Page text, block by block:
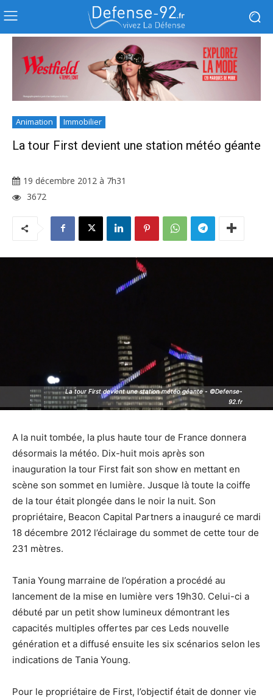
Animation Immobilier
La tour First devient une station météo géante
19 décembre 2012 à 7h31
3672
La tour First devient une station météo géante - ©Defense-
92.fr
La tour First devient une station météo géante - ©Defense-
92.fr
A la nuit tombée, la plus haute tour de France donnera
désormais la météo. Dix-huit mois après son
inauguration la tour First fait son show en mettant en
scène son sommet en lumière. Jusque là toute la coiffe
de la tour était plongée dans le noir la nuit. Son
propriétaire, Beacon Capital Partners a inauguré ce mardi
18 décembre 2012 l’éclairage du sommet de cette tour de
231 mètres.
Tania Young marraine de l’opération a procédé au
lancement de la mise en lumière vers 19h30. Celui-ci a
débuté par un petit show lumineux démontrant les
capacités multiples offertes par ces Leds nouvelle
génération et a diffusé ensuite les six scénarios selon les
indications de Tania Young.
Pour le propriétaire de First, l’objectif était de donner vie